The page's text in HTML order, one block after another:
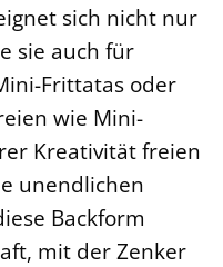
sich nicht nur
sie auch für
Frittatas oder
wie Mini-
Kreativität freien
unendlichen
Backform
mit der Zenker